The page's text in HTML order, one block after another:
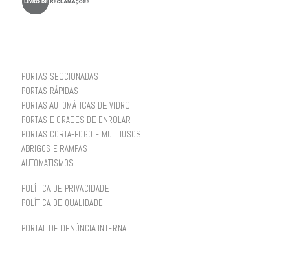
PORTAS SECCIONADAS
PORTAS RÁPIDAS
PORTAS AUTOMÁTICAS DE VIDRO
PORTAS E GRADES DE ENROLAR
PORTAS CORTA-FOGO E MULTIUSOS
ABRIGOS E RAMPAS
AUTOMATISMOS
POLÍTICA DE PRIVACIDADE
POLÍTICA DE QUALIDADE
PORTAL DE DENÚNCIA INTERNA